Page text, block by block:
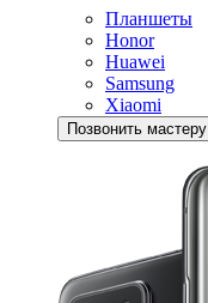
Планшеты
Honor
Huawei
Samsung
Xiaomi
Позвонить мастеру